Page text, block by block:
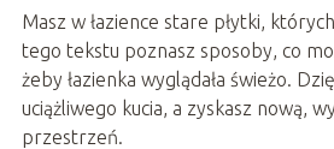
Masz w łazience stare płytki,
tego tekstu poznasz sposoby, co
żeby łazienka wyglądała świeżo.
uciążliwego kucia, a zyskasz nową,
przestrzeń.